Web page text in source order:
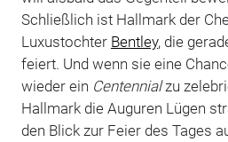
Schließlich ist Hallmark der
Luxustochter Bentley, die
feiert. Und wenn sie eine
wieder ein Centennialzu
Hallmark die Auguren Lügen
den Blick zur Feier des Tages